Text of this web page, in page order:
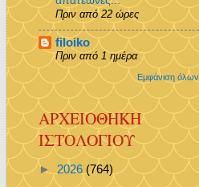
Πριν από 22 ώρες
filoiko
Πριν από 1 ημέρα
Εμφάνιση όλων
ΑΡΧΕΙΟΘΗΚΗ
ΙΣΤΟΛΟΓΙΟΥ
► 2026 (764)